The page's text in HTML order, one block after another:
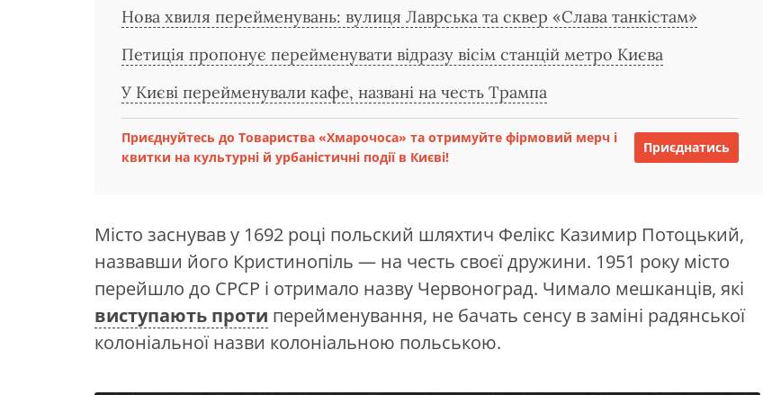
Нова хвиля перейменувань: вулиця Лаврська та сквер «Слава танкістам»
Петиція пропонує перейменувати відразу вісім станцій метро Києва
У Києві перейменували кафе, названі на честь Трампа
Приєднуйтесь до Товариства «Хмарочоса» та отримуйте фірмовий мерч і
квитки на культурні й урбаністичні події в Києві!
Приєднатись
Місто заснував у 1692 році польский шляхтич Фелікс Казимир Потоцький,
назвавши його Кристинопіль — на честь своєї дружини. 1951 року місто
перейшло до СРСР і отримало назву Червоноград. Чимало мешканців, які
виступають проти перейменування, не бачать сенсу в заміні радянської
колоніальної назви колоніальною польською.